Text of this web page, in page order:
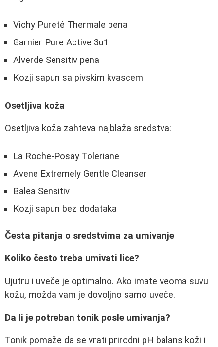
Vichy Pureté Thermale pena
Garnier Pure Active 3u1
Alverde Sensitiv pena
Kozji sapun sa pivskim kvascem
Osetljiva koža
Osetljiva koža zahteva najblaža sredstva:
La Roche-Posay Toleriane
Avene Extremely Gentle Cleanser
Balea Sensitiv
Kozji sapun bez dodataka
Česta pitanja o sredstvima za umivanje
Koliko često treba umivati lice?
Ujutru i uveče je optimalno. Ako imate veoma suvu
kožu, možda vam je dovoljno samo uveče.
Da li je potreban tonik posle umivanja?
Tonik pomaže da se vrati prirodni pH balans koži i